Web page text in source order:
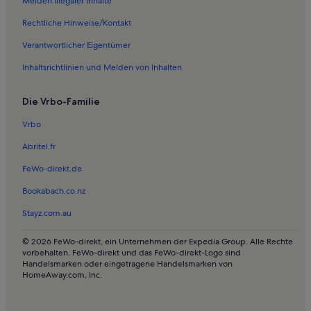
Ferienwohnungen und Apartments in Amager Strandpark
Häuser in Kopenhagen
Villen in Gentofte-See
Pensionen in Royal Arena
Resorts in Dragør Strand
Ferienunterkünfte in Strandnähe nahe Dragør Strand
Häuser in Hørsholm
Ferienunterkünfte am Meer nahe Øksnehallen
Ferienunterkünfte mit Pool nahe Øksnehallen
Ferienunterkünfte am Strand nahe Kopenhagen (ZGH-
Hauptbahnhof Kopenhagen)
Rechtliche Hinweise/Kontakt
Verantwortlicher Eigentümer
Inhaltsrichtlinien und Melden von Inhalten
Die Vrbo-Familie
Vrbo
Abritel.fr
FeWo-direkt.de
Bookabach.co.nz
Stayz.com.au
© 2026 FeWo-direkt, ein Unternehmen der Expedia Group. Alle Rechte
vorbehalten. FeWo-direkt und das FeWo-direkt-Logo sind
Handelsmarken oder eingetragene Handelsmarken von
HomeAway.com, Inc.